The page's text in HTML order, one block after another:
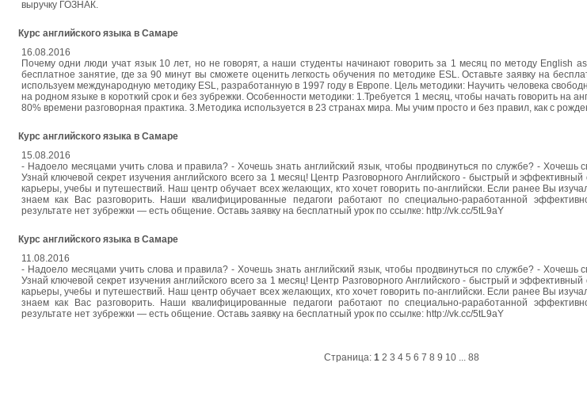
выручку ГОЗНАК.
Курс английского языка в Самаре
16.08.2016
Почему одни люди учат язык 10 лет, но не говорят, а наши студенты начинают говорить за 1 месяц по методу English
бесплатное занятие, где за 90 минут вы сможете оценить легкость обучения по методике ESL. Оставьте заявку на
используем международную методику ESL, разработанную в 1997 году в Европе. Цель методики: Научить человека
на родном языке в короткий срок и без зубрежки. Особенности методики: 1.Требуется 1 месяц, чтобы начать говорить на
80% времени разговорная практика. 3.Методика используется в 23 странах мира. Мы учим просто и без правил, как с
Курс английского языка в Самаре
15.08.2016
- Надоело месяцами учить слова и правила? - Хочешь знать английский язык, чтобы продвинуться по службе? - Хочешь
Узнай ключевой секрет изучения английского всего за 1 месяц! Центр Разговорного Английского - быстрый и
карьеры, учебы и путешествий. Наш центр обучает всех желающих, кто хочет говорить по-английски. Если ранее Вы
знаем как Вас разговорить. Наши квалифицированные педагоги работают по специально-раработанной
результате нет зубрежки — есть общение. Оставь заявку на бесплатный урок по ссылке: http://vk.cc/5tL9aY
Курс английского языка в Самаре
11.08.2016
- Надоело месяцами учить слова и правила? - Хочешь знать английский язык, чтобы продвинуться по службе? - Хочешь
Узнай ключевой секрет изучения английского всего за 1 месяц! Центр Разговорного Английского - быстрый и
карьеры, учебы и путешествий. Наш центр обучает всех желающих, кто хочет говорить по-английски. Если ранее Вы
знаем как Вас разговорить. Наши квалифицированные педагоги работают по специально-раработанной
результате нет зубрежки — есть общение. Оставь заявку на бесплатный урок по ссылке: http://vk.cc/5tL9aY
Страница: 1 2 3 4 5 6 7 8 9 10... 88